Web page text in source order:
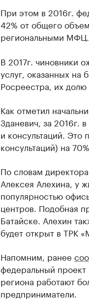
При этом в 2016г.
42% от общего
региональными
В 2017г. чиновники
услуг, оказанных на
Росреестра, их
Как отметил
Зданевич, за 2016г.
и консультаций. Это
консультаций) на 70%.
По словам
Алексея Алехина, у
популярностью
центров. Подобная
Батайске. Алехин
будет открыт в ТРК
Напомним, ранее
федеральный
региона работают
предприниматели.